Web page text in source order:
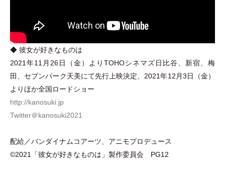
◆ 彼女が好きなものは
2021年11月26日
（金 ）
よりTOHOシネマズ日比谷、新宿、梅
田、セブンパーク天美にて先行上映決定、2021年12月3日
（金）
よりほか全国ロードショー
http://kanosuki.jp
Twitter＠kanosuki2021
配給／バンダイナムコアーツ、アニモプロデュース
©️2021
「彼女が好きなものは 」 製作委員会 PG12